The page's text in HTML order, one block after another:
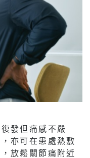
發但痛感不嚴
亦可在患處熱敷
放鬆關節痛附近